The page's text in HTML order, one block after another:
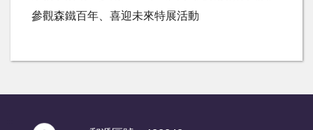
參觀森鐵百年、喜迎未來特展活動